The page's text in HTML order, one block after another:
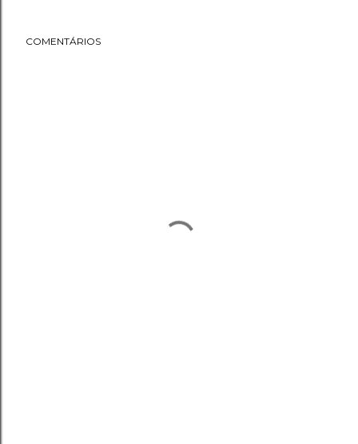
COMENTÁRIOS